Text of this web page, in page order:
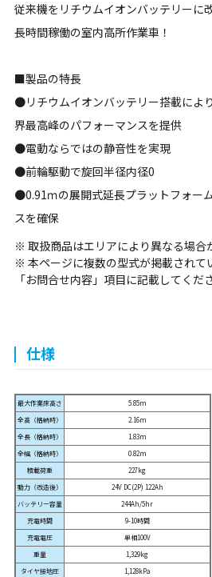
従来機をリチウムイオンバッテリーに
長時間稼働の室内高所作業車！
■製品の特長
●リチウムイオンバッテリー搭載によ
界最高峰のパフォーマンスを提供
●電動ならではの静音性を実現
●前輪駆動で旋回半径内径0
●0.91ｍの展開式延長プラットフォー
スを確保
※ 取扱商品はエリアにより異なる場合
※ 本ページに複数の型式が掲載されて
「お問合せ内容」項目に記載してくだ
仕様
最大作業床高さ
5.85m
全高（格納時）
2.16m
全長（格納時）
1.83m
全幅（格納時）
0.82m
積載荷重
227kg
動力（改造後）
24V DC(2P) 122Ah
バッテリー容量
244Ah/5hr
充電時間
9-10時間
充電電圧
単相100V
重量
1,329kg
タイヤ接地圧
1,128kPa